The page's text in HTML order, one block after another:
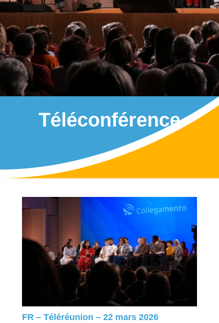
Téléconférence
FR – Téléréunion – 22 mars 2026